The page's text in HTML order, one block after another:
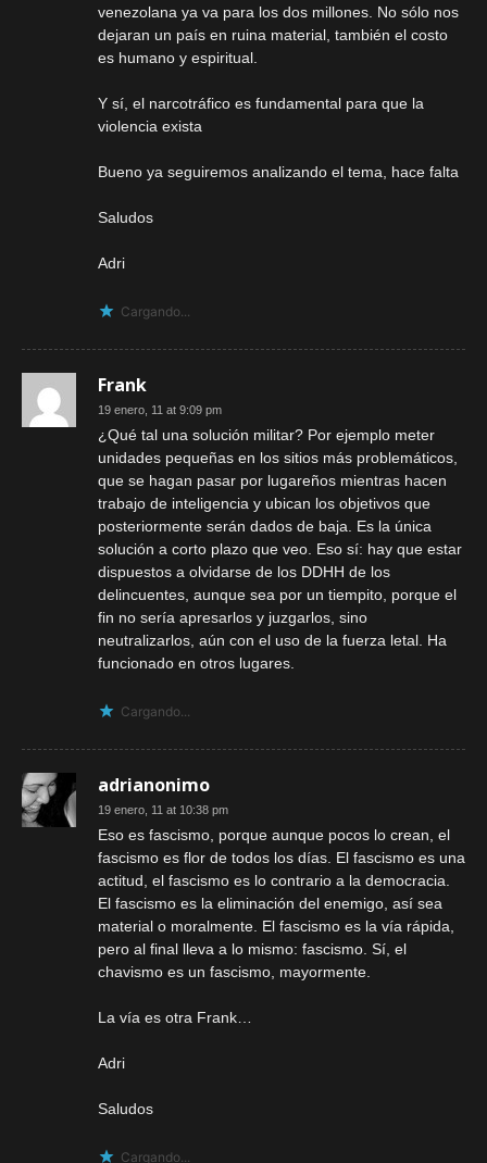
venezolana ya va para los dos millones. No sólo nos
dejaran un país en ruina material, también el costo
es humano y espiritual.
Y sí, el narcotráfico es fundamental para que la
violencia exista
Bueno ya seguiremos analizando el tema, hace falta
Saludos
Adri
Cargando...
Frank
19 enero, 11 at 9:09 pm
¿Qué tal una solución militar? Por ejemplo meter
unidades pequeñas en los sitios más problemáticos,
que se hagan pasar por lugareños mientras hacen
trabajo de inteligencia y ubican los objetivos que
posteriormente serán dados de baja. Es la única
solución a corto plazo que veo. Eso sí: hay que estar
dispuestos a olvidarse de los DDHH de los
delincuentes, aunque sea por un tiempito, porque el
fin no sería apresarlos y juzgarlos, sino
neutralizarlos, aún con el uso de la fuerza letal. Ha
funcionado en otros lugares.
Cargando...
adrianonimo
19 enero, 11 at 10:38 pm
Eso es fascismo, porque aunque pocos lo crean, el
fascismo es flor de todos los días. El fascismo es una
actitud, el fascismo es lo contrario a la democracia.
El fascismo es la eliminación del enemigo, así sea
material o moralmente. El fascismo es la vía rápida,
pero al final lleva a lo mismo: fascismo. Sí, el
chavismo es un fascismo, mayormente.
La vía es otra Frank…
Adri
Saludos
Cargando...